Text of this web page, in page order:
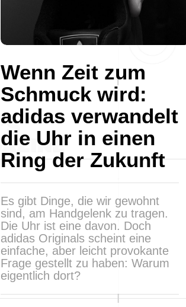
Wenn Zeit zum
Schmuck wird:
adidas verwandelt
die Uhr in einen
Ring der Zukunft
Es gibt Dinge, die wir gewohnt
sind, am Handgelenk zu tragen.
Die Uhr ist eine davon. Doch
adidas Originals scheint eine
einfache, aber leicht provokante
Frage gestellt zu haben: Warum
eigentlich dort?